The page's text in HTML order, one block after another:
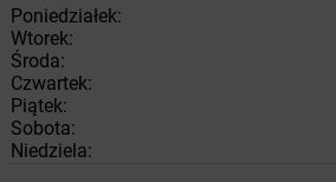
Poniedziałek:
Wtorek:
Środa:
Czwartek:
Piątek:
Sobota:
Niedziela: